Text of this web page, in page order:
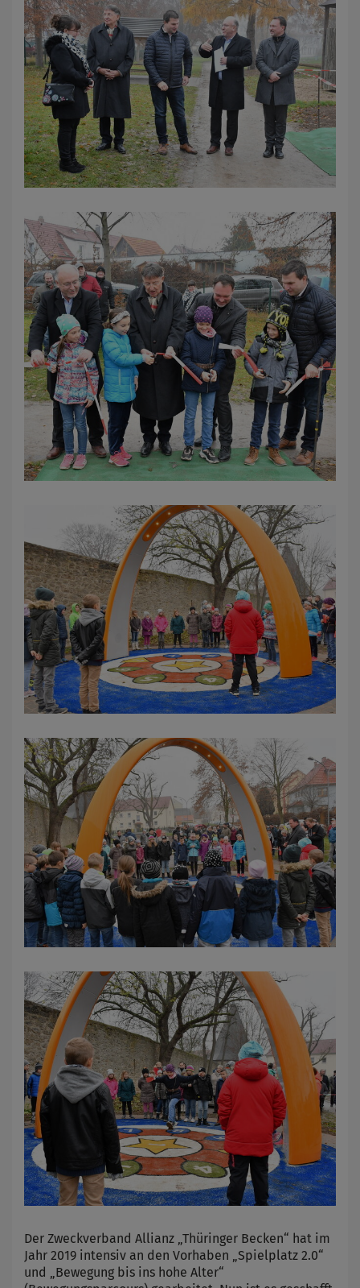
Der Zweckverband Allianz „Thüringer Becken“ hat im
Jahr 2019 intensiv an den Vorhaben „Spielplatz 2.0“
und „Bewegung bis ins hohe Alter“